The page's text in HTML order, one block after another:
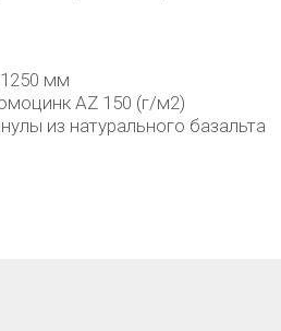
мм
AZ 150 (г/м2)
из натурального базальта